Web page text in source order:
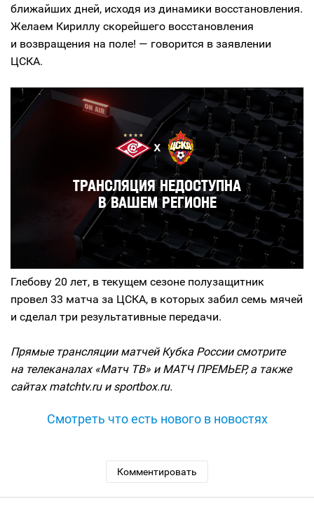
ближайших дней, исходя из динамики восстановления.
Желаем Кириллу скорейшего восстановления
и возвращения на поле! — говорится в заявлении
ЦСКА.
Глебову 20 лет, в текущем сезоне полузащитник
провел 33 матча за ЦСКА, в которых забил семь мячей
и сделал три результативные передачи.
Прямые трансляции матчей Кубка России смотрите
на телеканалах «Матч ТВ» и МАТЧ ПРЕМЬЕР, а также
сайтах matchtv.ru и sportbox.ru.
Смотреть что есть нового в новостях
Комментировать